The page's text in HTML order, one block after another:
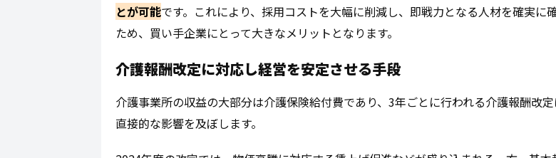
とが可能です。これにより、採用コストを大幅に削減し、即戦力となる人材を確実に
ため、買い手企業にとって大きなメリットとなります。
介護報酬改定に対応し経営を安定させる手段
介護事業所の収益の大部分は介護保険給付費であり、3年ごとに行われる介護報酬改
直接的な影響を及ぼします。